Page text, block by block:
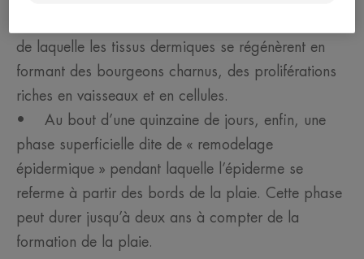
de laquelle les tissus dermiques se régénèrent en
formant des bourgeons charnus, des proliférations
riches en vaisseaux et en cellules.
• Au bout d’une quinzaine de jours, enfin, une
phase superficielle dite de « remodelage
épidermique » pendant laquelle l’épiderme se
referme à partir des bords de la plaie. Cette phase
peut durer jusqu’à deux ans à compter de la
formation de la plaie.